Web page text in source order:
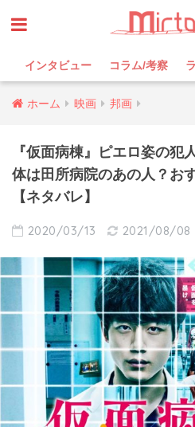
インタビュー コラム/考察
ホーム 映画 邦画
『仮面病棟』ピエロ姿の犯
体は田所病院のあの人？お
【ネタバレ】
2020/03/13 2021/08/08